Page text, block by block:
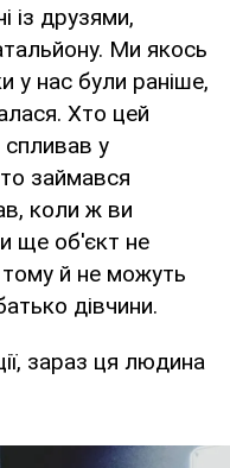
із друзями,
Ми якось
у нас були раніше,
Хто цей
спливав у
займався
коли ж ви
ще об'єкт не
тому й не можуть
дівчини.
зараз ця людина